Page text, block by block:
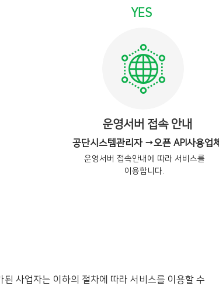
YES
운영서버 접속 안내
공단시스템관리자 →오픈 API사용업체
운영서버 접속안내에 따라 서비스를
이용합니다.
사업자는 이하의 절차에 따라 서비스를 이용할 수